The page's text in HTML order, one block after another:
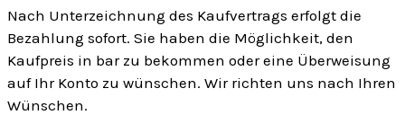
Nach Unterzeichnung des Kaufvertrags erfolgt die
Bezahlung sofort. Sie haben die Möglichkeit, den
Kaufpreis in bar zu bekommen oder eine Überweisung
auf Ihr Konto zu wünschen. Wir richten uns nach Ihren
Wünschen.